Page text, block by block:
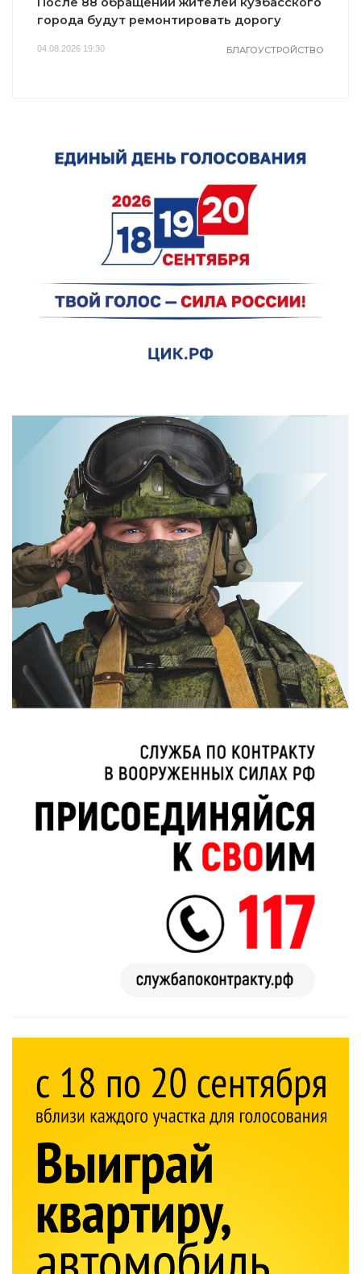
города будут ремонтировать дорогу
04.08.2026 19:30 БЛАГОУСТРОЙСТВО